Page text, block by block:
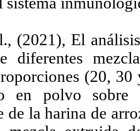
(2021), El
diferentes
(20,
en polvo
de la harina de